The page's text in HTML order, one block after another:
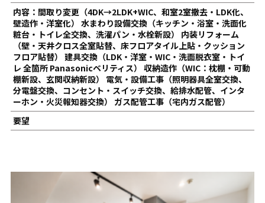
内容：間取り変更（4DK→2LDK+WIC、和室2室撤去・LDK化、
壁造作・洋室化） 水まわり設備交換（キッチン・浴室・洗面化
粧台・トイレ全交換、洗濯パン・水栓新設） 内装リフォーム
（壁・天井クロス全室貼替、床フロアタイル上貼・クッション
フロア貼替） 建具交換（LDK・洋室・WIC・洗面脱衣室・トイ
レ 全箇所 Panasonicベリティス） 収納造作（WIC：枕棚・可動
棚新設、玄関収納新設） 電気・設備工事（照明器具全室交換、
分電盤交換、コンセント・スイッチ交換、給排水配管、インタ
ーホン・火災報知器交換） ガス配管工事（宅内ガス配管）
要望